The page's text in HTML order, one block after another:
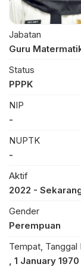
Jabatan
Guru
Status
PPPK
NIP
-
NUPTK
-
Aktif
2022 -
Gender
Perempuan
Tempat, Tanggal
, 1 January 1970